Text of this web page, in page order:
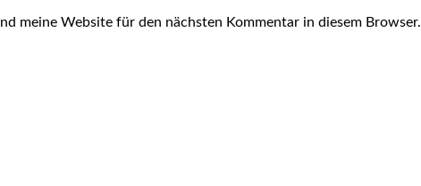
meine Website für den nächsten Kommentar in diesem Browser.